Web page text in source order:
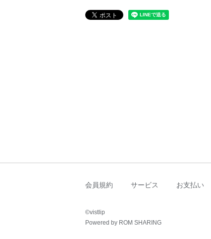
会員規約 サービス お支払い
©︎vistlip
Powered by ROM SHARING